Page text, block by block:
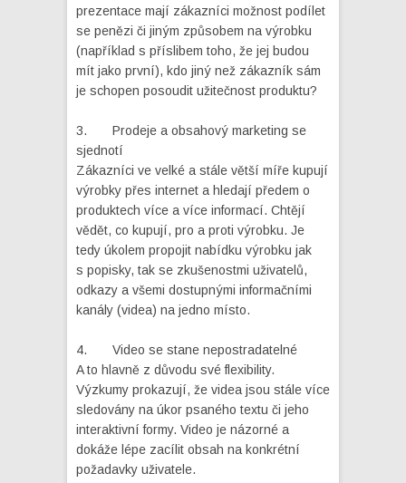
prezentace mají zákazníci možnost podílet
se penězi či jiným způsobem na výrobku
(například s příslibem toho, že jej budou
mít jako první), kdo jiný než zákazník sám
je schopen posoudit užitečnost produktu?
3. Prodeje a obsahový marketing se
sjednotí
Zákazníci ve velké a stále větší míře kupují
výrobky přes internet a hledají předem o
produktech více a více informací. Chtějí
vědět, co kupují, pro a proti výrobku. Je
tedy úkolem propojit nabídku výrobku jak
s popisky, tak se zkušenostmi uživatelů,
odkazy a všemi dostupnými informačními
kanály (videa) na jedno místo.
4. Video se stane nepostradatelné
A to hlavně z důvodu své flexibility.
Výzkumy prokazují, že videa jsou stále více
sledovány na úkor psaného textu či jeho
interaktivní formy. Video je názorné a
dokáže lépe zacílit obsah na konkrétní
požadavky uživatele.